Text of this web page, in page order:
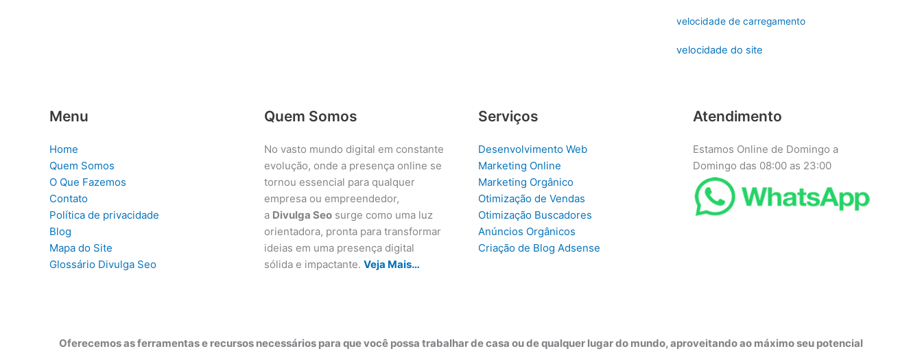
velocidade de carregamento
velocidade do site
Menu
Home
Quem Somos
O Que Fazemos
Contato
Política de privacidade
Blog
Mapa do Site
Glossário Divulga Seo
Quem Somos
No vasto mundo digital em constante
evolução, onde a presença online se
tornou essencial para qualquer
empresa ou empreendedor,
a Divulga Seosurge como uma luz
orientadora, pronta para transformar
ideias em uma presença digital
sólida e impactante. Veja Mais…
Serviços
Desenvolvimento Web
Marketing Online
Marketing Orgânico
Otimização de Vendas
Otimização Buscadores
Anúncios Orgânicos
Criação de Blog Adsense
Atendimento
Estamos Online de Domingo a
Domingo das 08:00 as 23:00
Oferecemos as ferramentas e recursos necessários para que você possa trabalhar de casa ou de qualquer lugar do mundo, aproveitando ao máximo seu potencial